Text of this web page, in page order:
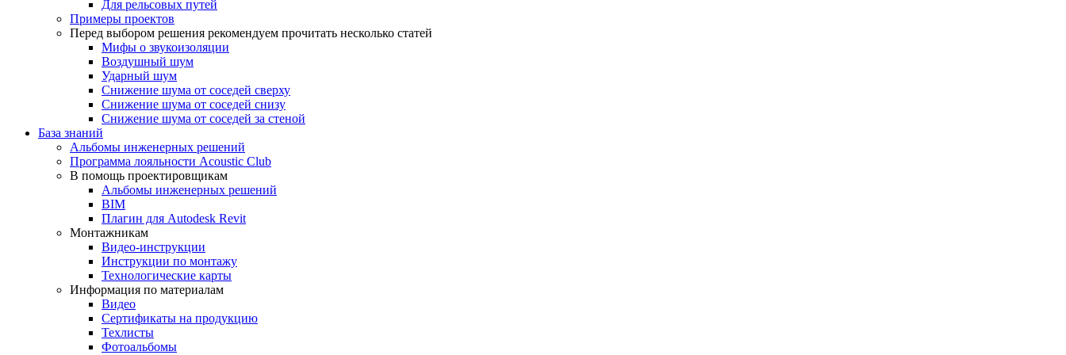
Для рельсовых путей
Примеры проектов
Перед выбором решения рекомендуем прочитать несколько статей
Мифы о звукоизоляции
Воздушный шум
Ударный шум
Снижение шума от соседей сверху
Снижение шума от соседей снизу
Снижение шума от соседей за стеной
База знаний
Альбомы инженерных решений
Программа лояльности Acoustic Club
В помощь проектировщикам
Альбомы инженерных решений
BIM
Плагин для Autodesk Revit
Монтажникам
Видео-инструкции
Инструкции по монтажу
Технологические карты
Информация по материалам
Видео
Сертификаты на продукцию
Техлисты
Фотоальбомы